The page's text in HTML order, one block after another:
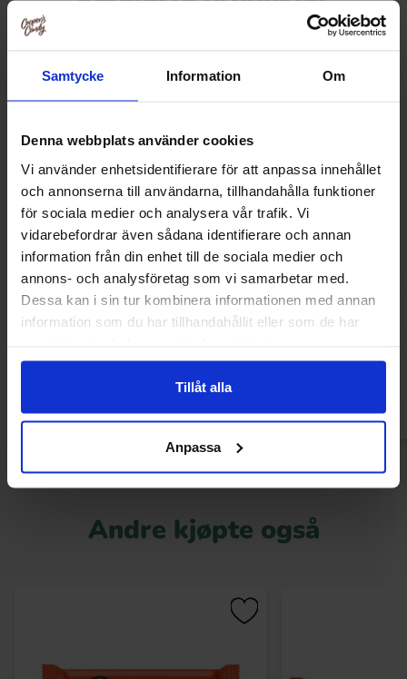
Samtycke Information Om
Denna webbplats använder cookies
Vi använder enhetsidentifierare för att anpassa innehållet
och annonserna till användarna, tillhandahålla funktioner
för sociala medier och analysera vår trafik. Vi
vidarebefordrar även sådana identifierare och annan
information från din enhet till de sociala medier och
annons- och analysföretag som vi samarbetar med.
Dessa kan i sin tur kombinera informationen med annan
information som du har tillhandahållit eller som de har
Tillåt alla
Anpassa
Ramune Cola Soda 200ml Ramune Soda
Andre kjøpte også